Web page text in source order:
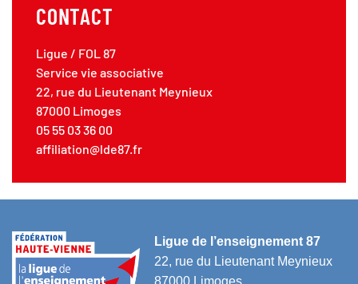
CONTACT
Ligue / FOL 87
Service vie associative
22, rue du Lieutenant Meynieux
87000 Limoges
05 55 03 36 00
affiliation@lde87.fr
Ligue de l’enseignement 87
22, rue du Lieutenant Meynieux
87000 Limoges